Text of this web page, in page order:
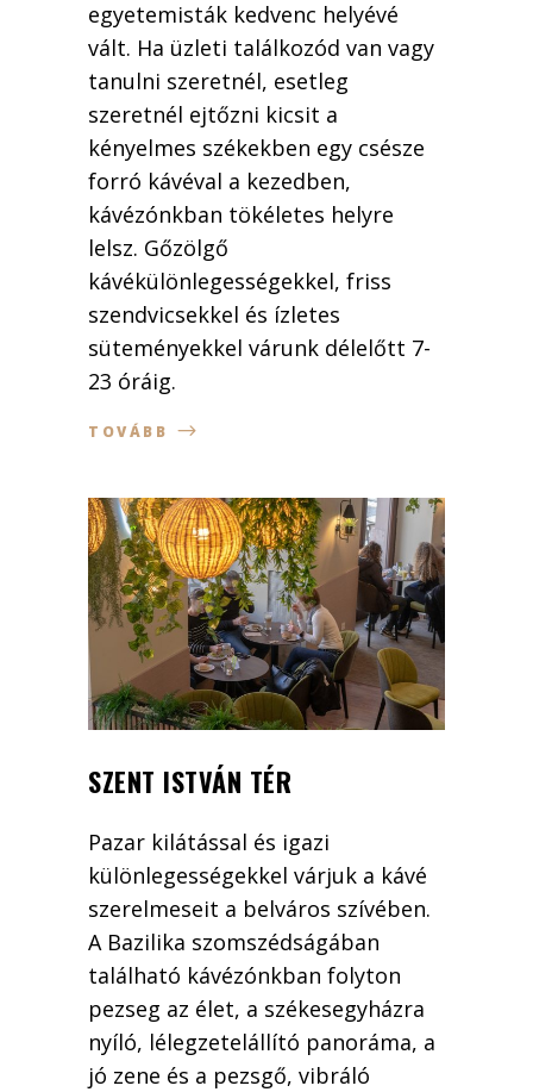
egyetemisták kedvenc helyévé
vált. Ha üzleti találkozód van vagy
tanulni szeretnél, esetleg
szeretnél ejtőzni kicsit a
kényelmes székekben egy csésze
forró kávéval a kezedben,
kávézónkban tökéletes helyre
lelsz. Gőzölgő
kávékülönlegességekkel, friss
szendvicsekkel és ízletes
süteményekkel várunk délelőtt 7-
23 óráig.
TOVÁBB
SZENT ISTVÁN TÉR
Pazar kilátással és igazi
különlegességekkel várjuk a kávé
szerelmeseit a belváros szívében.
A Bazilika szomszédságában
található kávézónkban folyton
pezseg az élet, a székesegyházra
nyíló, lélegzetelállító panoráma, a
jó zene és a pezsgő, vibráló